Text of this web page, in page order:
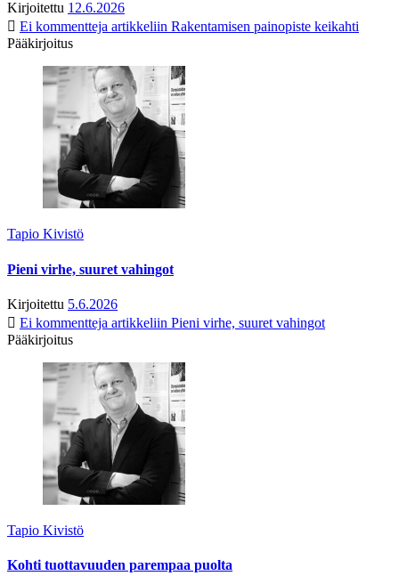
Kirjoitettu 12.6.2026
Ei kommentteja artikkeliin Rakentamisen painopiste keikahti
Pääkirjoitus
Tapio Kivistö
Pieni virhe, suuret vahingot
Kirjoitettu 5.6.2026
Ei kommentteja artikkeliin Pieni virhe, suuret vahingot
Pääkirjoitus
Tapio Kivistö
Kohti tuottavuuden parempaa puolta